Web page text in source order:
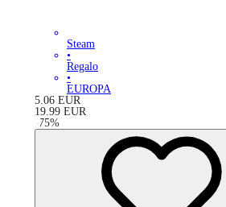
Steam
•
Regalo
•
EUROPA
5.06 EUR
19.99 EUR
-75%